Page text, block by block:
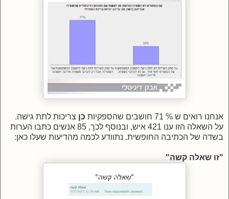
אנחנו רואים ש % 71 חושבים שהספקיות כן צריכות לתת גישה.
על השאלה הזו ענו 421 איש, ובנוסף לכך, 85 אנשים כתבו הערות
בשדה של הכתיבה החופשית. נתוודע לכמה מהדיעות שעלו כאן:
"זו שאלה קשה"